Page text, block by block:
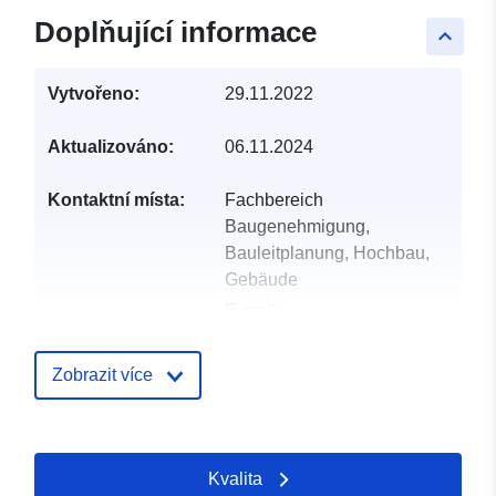
keyboard_arrow_up
Doplňující informace
Vytvořeno: 29.11.2022
Aktualizováno: 06.11.2024
Kontaktní místa:
Fachbereich
Baugenehmigung,
Bauleitplanung, Hochbau,
Gebäude
http://www.apen.de
Zobrazit více
Kvalita